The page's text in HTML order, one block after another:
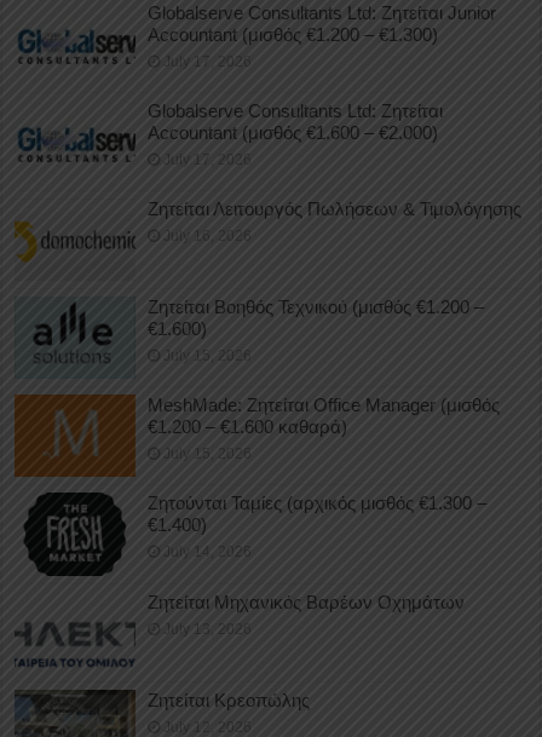
Globalserve Consultants Ltd: Ζητείται Junior
Accountant (μισθός €1.200 – €1.300)
July 17, 2026
Globalserve Consultants Ltd: Ζητείται
Accountant (μισθός €1.600 – €2.000)
July 17, 2026
Ζητείται Λειτουργός Πωλήσεων & Τιμολόγησης
July 16, 2026
Ζητείται Βοηθός Τεχνικού (μισθός €1.200 –
€1.600)
July 15, 2026
MeshMade: Ζητείται Office Manager (μισθός
€1.200 – €1.600 καθαρά)
July 15, 2026
Ζητούνται Ταμίες (αρχικός μισθός €1.300 –
€1.400)
July 14, 2026
Ζητείται Μηχανικός Βαρέων Οχημάτων
July 13, 2026
Ζητείται Κρεοπώλης
July 12, 2026